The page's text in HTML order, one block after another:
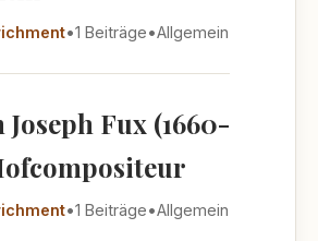
•1 Beiträge•Allgemein
Joseph Fux (1660-
•1 Beiträge•Allgemein